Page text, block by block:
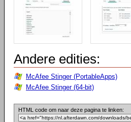
Andere edities:
McAfee Stinger (PortableApps)
McAfee Stinger (64-bit)
HTML code om naar deze pagina te linken: